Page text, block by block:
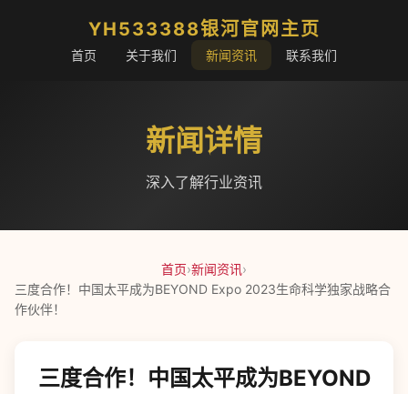
YH533388银河官网主页
首页 关于我们 新闻资讯 联系我们
新闻详情
深入了解行业资讯
首页›新闻资讯›
三度合作！中国太平成为BEYOND Expo 2023生命科学独家战略合
作伙伴！
三度合作！中国太平成为BEYOND